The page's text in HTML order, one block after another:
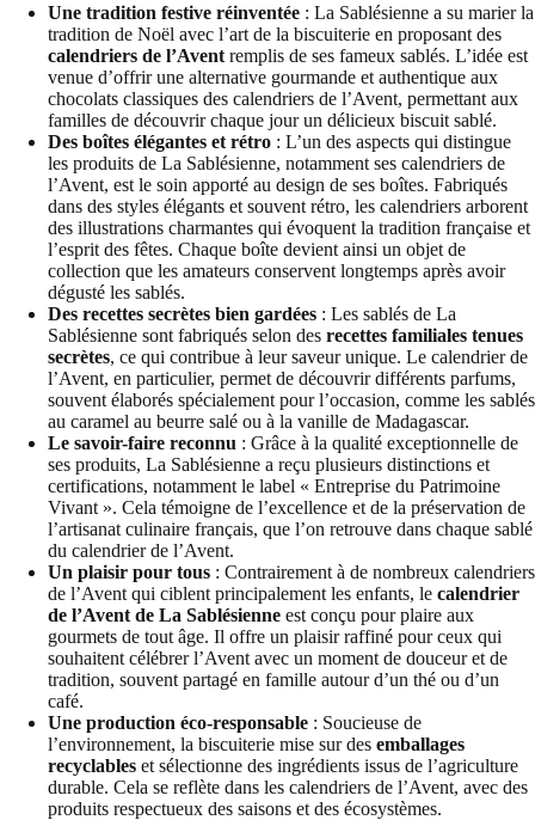
Une tradition festive réinventée : La Sablésienne a su marier la
tradition de Noël avec l’art de la biscuiterie en proposant des
calendriers de l’Avent remplis de ses fameux sablés. L’idée est
venue d’offrir une alternative gourmande et authentique aux
chocolats classiques des calendriers de l’Avent, permettant aux
familles de découvrir chaque jour un délicieux biscuit sablé.
Des boîtes élégantes et rétro : L’un des aspects qui distingue
les produits de La Sablésienne, notamment ses calendriers de
l’Avent, est le soin apporté au design de ses boîtes. Fabriqués
dans des styles élégants et souvent rétro, les calendriers arborent
des illustrations charmantes qui évoquent la tradition française et
l’esprit des fêtes. Chaque boîte devient ainsi un objet de
collection que les amateurs conservent longtemps après avoir
dégusté les sablés.
Des recettes secrètes bien gardées : Les sablés de La
Sablésienne sont fabriqués selon des recettes familiales tenues
secrètes, ce qui contribue à leur saveur unique. Le calendrier de
l’Avent, en particulier, permet de découvrir différents parfums,
souvent élaborés spécialement pour l’occasion, comme les sablés
au caramel au beurre salé ou à la vanille de Madagascar.
Le savoir-faire reconnu : Grâce à la qualité exceptionnelle de
ses produits, La Sablésienne a reçu plusieurs distinctions et
certifications, notamment le label « Entreprise du Patrimoine
Vivant ». Cela témoigne de l’excellence et de la préservation de
l’artisanat culinaire français, que l’on retrouve dans chaque sablé
du calendrier de l’Avent.
Un plaisir pour tous : Contrairement à de nombreux calendriers
de l’Avent qui ciblent principalement les enfants, le calendrier
de l’Avent de La Sablésienne est conçu pour plaire aux
gourmets de tout âge. Il offre un plaisir raffiné pour ceux qui
souhaitent célébrer l’Avent avec un moment de douceur et de
tradition, souvent partagé en famille autour d’un thé ou d’un
café.
Une production éco-responsable : Soucieuse de
l’environnement, la biscuiterie mise sur des emballages
recyclables et sélectionne des ingrédients issus de l’agriculture
durable. Cela se reflète dans les calendriers de l’Avent, avec des
produits respectueux des saisons et des écosystèmes.